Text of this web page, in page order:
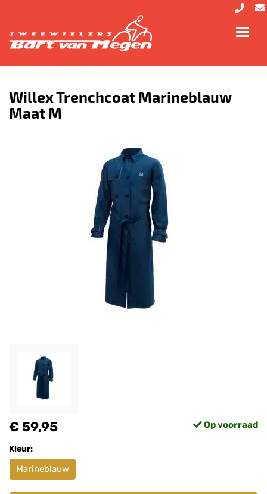
Willex Trenchcoat Marineblauw
Maat M
€ 59,95 Op voorraad
Kleur:
Marineblauw